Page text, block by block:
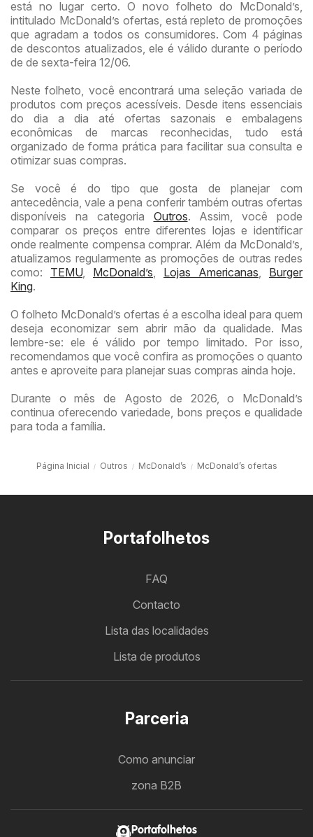
está no lugar certo. O novo folheto do McDonald’s,
intitulado McDonald’s ofertas, está repleto de promoções
que agradam a todos os consumidores. Com 4 páginas
de descontos atualizados, ele é válido durante o período
de de sexta-feira 12/06.
Neste folheto, você encontrará uma seleção variada de
produtos com preços acessíveis. Desde itens essenciais
do dia a dia até ofertas sazonais e embalagens
econômicas de marcas reconhecidas, tudo está
organizado de forma prática para facilitar sua consulta e
otimizar suas compras.
Se você é do tipo que gosta de planejar com
antecedência, vale a pena conferir também outras ofertas
disponíveis na categoria Outros. Assim, você pode
comparar os preços entre diferentes lojas e identificar
onde realmente compensa comprar. Além da McDonald’s,
atualizamos regularmente as promoções de outras redes
como: TEMU, McDonald’s, Lojas Americanas, Burger
King.
O folheto McDonald’s ofertas é a escolha ideal para quem
deseja economizar sem abrir mão da qualidade. Mas
lembre-se: ele é válido por tempo limitado. Por isso,
recomendamos que você confira as promoções o quanto
antes e aproveite para planejar suas compras ainda hoje.
Durante o mês de Agosto de 2026, o McDonald’s
continua oferecendo variedade, bons preços e qualidade
para toda a família.
Página Inicial Outros McDonald’s McDonald’s ofertas
Portafolhetos
FAQ
Contacto
Lista das localidades
Lista de produtos
Parceria
Como anunciar
zona B2B
Portafolhetos